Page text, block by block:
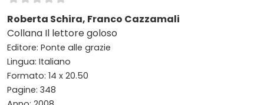
Roberta Schira, Franco Cazzamali
Collana Il lettore goloso
Editore: Ponte alle grazie
Lingua: Italiano
Formato: 14 x 20.50
Pagine: 348